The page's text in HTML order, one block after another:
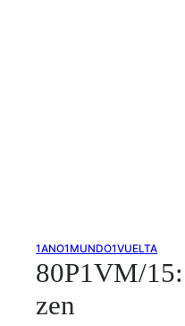
1ANO1MUNDO1VUELTA
80P1VM/
zen